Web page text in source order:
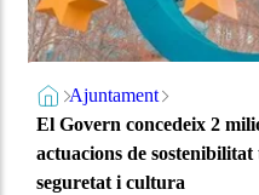
Ajuntament
El Govern concedeix 2
actuacions de
seguretat i cultura